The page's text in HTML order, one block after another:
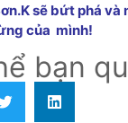
sẽ bứt phá
của mình!
bạn